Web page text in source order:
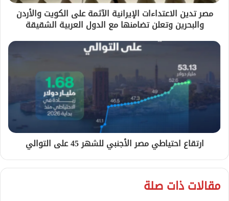
مصر تدين الاعتداءات الإيرانية الآثمة على الكويت والأردن
والبحرين وتعلن تضامنها مع الدول العربية الشقيقة
ارتقاع احتياطي مصر الأجنبي للشهر 45 على التوالي
مقالات ذات صلة